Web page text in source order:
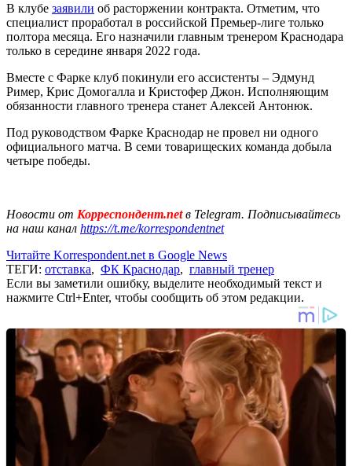
В клубе заявили об расторжении контракта. Отметим, что
специалист проработал в российской Премьер-лиге только
полтора месяца. Его назначили главным тренером Краснодара
только в середине января 2022 года.
Вместе с Фарке клуб покинули его ассистенты – Эдмунд
Ример, Крис Домогалла и Кристофер Джон. Исполняющим
обязанности главного тренера станет Алексей Антонюк.
Под руководством Фарке Краснодар не провел ни одного
официального матча. В семи товарищеских команда добыла
четыре победы.
Новости от Корреспондент.netв Telegram. Подписывайтесь
на наш канал https://t.me/korrespondentnet
Читайте Korrespondent.net в Google News
ТЕГИ: отставка, ФК Краснодар, главный тренер
Если вы заметили ошибку, выделите необходимый текст и
нажмите Ctrl+Enter, чтобы сообщить об этом редакции.